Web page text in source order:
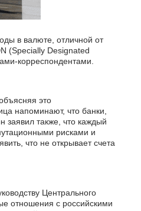
в валюте, отличной от
(Specially Designated
корреспондентами.
это
напоминают, что банки,
также, что каждый
рисками и
что не открывает счета
Центрального
отношения с российскими
Регистрация оффшора в Гонконге
ЗАКАЗАТЬ